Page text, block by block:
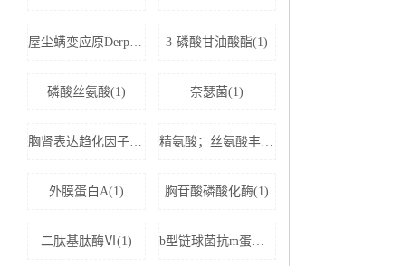
屋尘螨变应原Derp1 IgE抗体(1) 3-磷酸甘油酸酯(1)
磷酸丝氨酸(1) 奈瑟菌(1)
胸肾表达趋化因子(1) 精氨酸；丝氨酸丰富剪接因子1(1)
外膜蛋白A(1) 胸苷酸磷酸化酶(1)
二肽基肽酶Ⅵ(1) b型链球菌抗m蛋白抗体(1)